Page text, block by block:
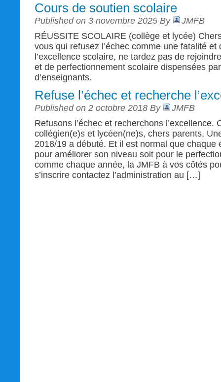
Cours de soutien scolaire
Published on 3 novembre 2025 By
JMFB
RÉUSSITE SCOLAIRE (collège et lycée)
vous qui refusez l’échec comme une fatalité et
l’excellence scolaire, ne tardez pas de
et de perfectionnement scolaire dispensées
d’enseignants.
Refuse l’échec et recherche
Published on 2 octobre 2018 By
JMFB
Refusons l’échec et recherchons l’excellence.
collégien(e)s et lycéen(ne)s, chers parents,
2018/19 a débuté. Et il est normal que chaque
pour améliorer son niveau soit pour le
comme chaque année, la JMFB à vos côtés
s’inscrire contactez l’administration au […]